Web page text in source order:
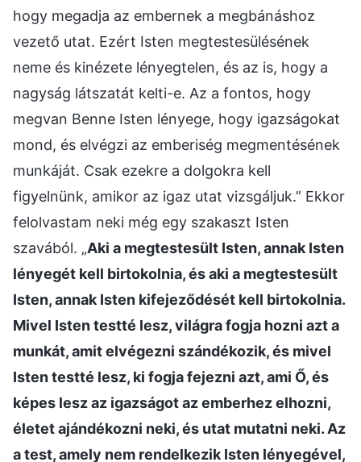
hogy megadja az embernek a megbánáshoz
vezető utat. Ezért Isten megtestesülésének
neme és kinézete lényegtelen, és az is, hogy a
nagyság látszatát kelti-e. Az a fontos, hogy
megvan Benne Isten lényege, hogy igazságokat
mond, és elvégzi az emberiség megmentésének
munkáját. Csak ezekre a dolgokra kell
figyelnünk, amikor az igaz utat vizsgáljuk.” Ekkor
felolvastam neki még egy szakaszt Isten
szavából. „Aki a megtestesült Isten, annak Isten
lényegét kell birtokolnia, és aki a megtestesült
Isten, annak Isten kifejeződését kell birtokolnia.
Mivel Isten testté lesz, világra fogja hozni azt a
munkát, amit elvégezni szándékozik, és mivel
Isten testté lesz, ki fogja fejezni azt, ami Ő, és
képes lesz az igazságot az emberhez elhozni,
életet ajándékozni neki, és utat mutatni neki. Az
a test, amely nem rendelkezik Isten lényegével,